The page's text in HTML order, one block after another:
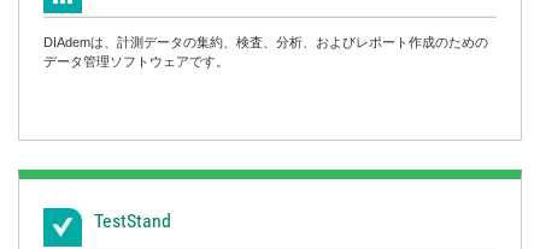
DIAdemは、計測データの集約、検査、分析、およびレポート作成のための
データ管理ソフトウェアです。
TestStand